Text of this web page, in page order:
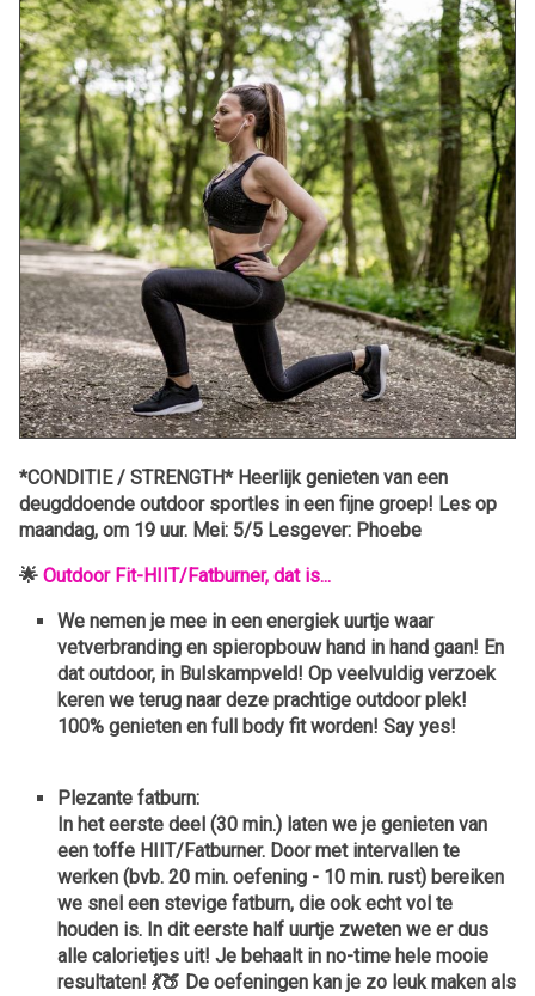
*CONDITIE / STRENGTH* Heerlijk genieten van een
deugddoende outdoor sportles in een fijne groep! Les op
maandag, om 19 uur. Mei: 5/5 Lesgever: Phoebe
🌟 Outdoor Fit-HIIT/Fatburner, dat is...
We nemen je mee in een energiek uurtje waar
vetverbranding en spieropbouw hand in hand gaan! En
dat outdoor, in Bulskampveld! Op veelvuldig verzoek
keren we terug naar deze prachtige outdoor plek!
100% genieten en full body fit worden! Say yes!
Plezante fatburn:
In het eerste deel (30 min.) laten we je genieten van
een toffe HIIT/Fatburner. Door met intervallen te
werken (bvb. 20 min. oefening - 10 min. rust) bereiken
we snel een stevige fatburn, die ook echt vol te
houden is. In dit eerste half uurtje zweten we er dus
alle calorietjes uit! Je behaalt in no-time hele mooie
resultaten! 💃🍑 De oefeningen kan je zo leuk maken als